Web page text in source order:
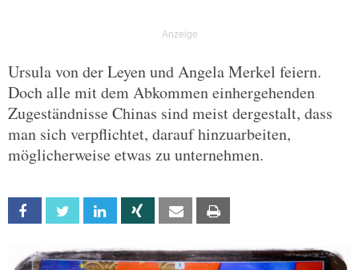
Ursula von der Leyen und Angela Merkel feiern.
Doch alle mit dem Abkommen einhergehenden
Zugeständnisse Chinas sind meist dergestalt, dass
man sich verpflichtet, darauf hinzuarbeiten,
möglicherweise etwas zu unternehmen.
Facebook Twitter Linkedin Xing Email